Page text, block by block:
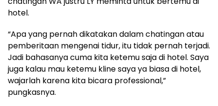
hotel.
“Apa yang pernah dikatakan dalam chatingan atau
pemberitaan mengenai tidur, itu tidak pernah terjadi.
Jadi bahasanya cuma kita ketemu saja di hotel. Saya
juga kalau mau ketemu kline saya ya biasa di hotel,
wajarlah karena kita bicara professional,”
pungkasnya.